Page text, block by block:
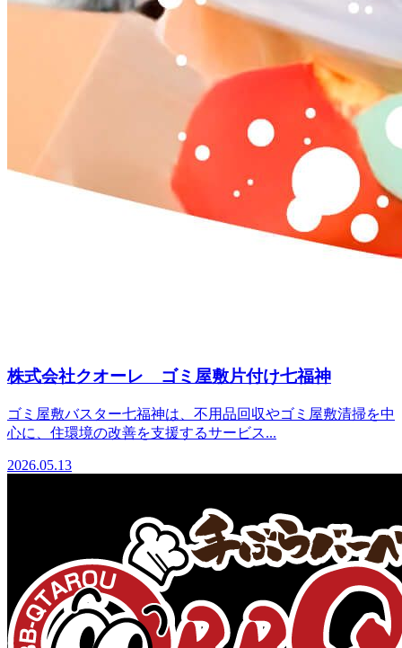
株式会社クオーレ ゴミ屋敷片付け七福神
ゴミ屋敷バスター七福神は、不用品回収やゴミ屋敷清掃を中
心に、住環境の改善を支援するサービス...
2026.05.13